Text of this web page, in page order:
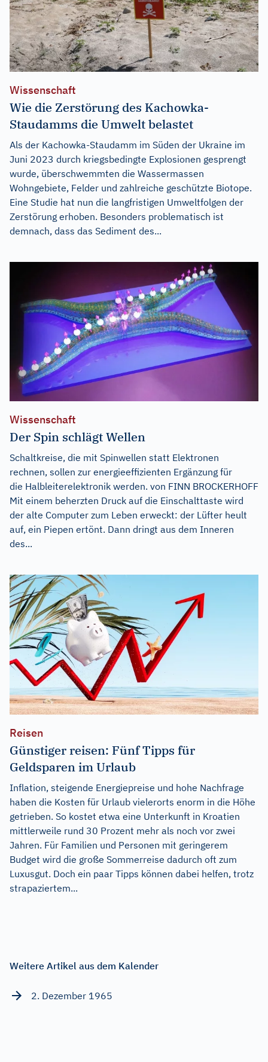
Wissenschaft
Wie die Zerstörung des Kachowka-
Staudamms die Umwelt belastet
Als der Kachowka-Staudamm im Süden der Ukraine im
Juni 2023 durch kriegsbedingte Explosionen gesprengt
wurde, überschwemmten die Wassermassen
Wohngebiete, Felder und zahlreiche geschützte Biotope.
Eine Studie hat nun die langfristigen Umweltfolgen der
Zerstörung erhoben. Besonders problematisch ist
demnach, dass das Sediment des...
Wissenschaft
Der Spin schlägt Wellen
Schaltkreise, die mit Spinwellen statt Elektronen
rechnen, sollen zur energieeffizienten Ergänzung für
die Halbleiterelektronik werden. von FINN BROCKERHOFF
Mit einem beherzten Druck auf die Einschalttaste wird
der alte Computer zum Leben erweckt: der Lüfter heult
auf, ein Piepen ertönt. Dann dringt aus dem Inneren
des...
Reisen
Günstiger reisen: Fünf Tipps für
Geldsparen im Urlaub
Inflation, steigende Energiepreise und hohe Nachfrage
haben die Kosten für Urlaub vielerorts enorm in die Höhe
getrieben. So kostet etwa eine Unterkunft in Kroatien
mittlerweile rund 30 Prozent mehr als noch vor zwei
Jahren. Für Familien und Personen mit geringerem
Budget wird die große Sommerreise dadurch oft zum
Luxusgut. Doch ein paar Tipps können dabei helfen, trotz
strapaziertem...
Weitere Artikel aus dem Kalender
2. Dezember 1965